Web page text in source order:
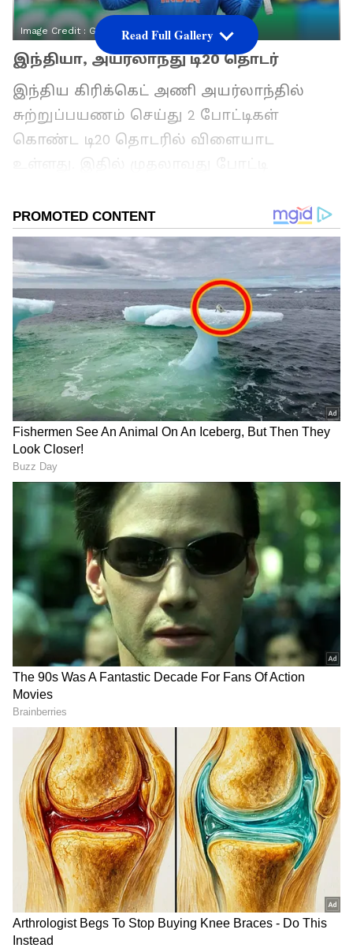
Image Credit : Getty
இந்தியா, அயர்லாந்து டி20 தொடர்
இந்திய கிரிக்கெட் அணி அயர்லாந்தில்
சுற்றுப்பயணம் செய்து 2 போட்டிகள்
கொண்ட டி20 தொடரில் விளையாட
நேரப்படி மாலை 6 மணிக்கு தொடங்க
உள்ளது. அயர்லாந்துக்கு எதிரான டி20
தொடரில் ரசிகர்களின் கவனம் இரண்டு
பேர் மீது உள்ளது. ஒருவர், இந்திய
கேப்டனாக அறிமுகமாகும் ஷ்ரேயாஸ் ஐயர்;
மற்றொருவர், உலக கிரிக்கெட்டின் புதிய
அதிசயமான 15 வயது இளம் புயல் வைபவ்
சூர்யவன்ஷி.
ஏசியாநெட் தமிழ்-ஐ உங்கள் முதன்மைத்
4
Image Credit :Getty
ஷ்ரேயாஸ் ஐயர், வைபவ் சூர்யவன்ஷி
Read Full Gallery